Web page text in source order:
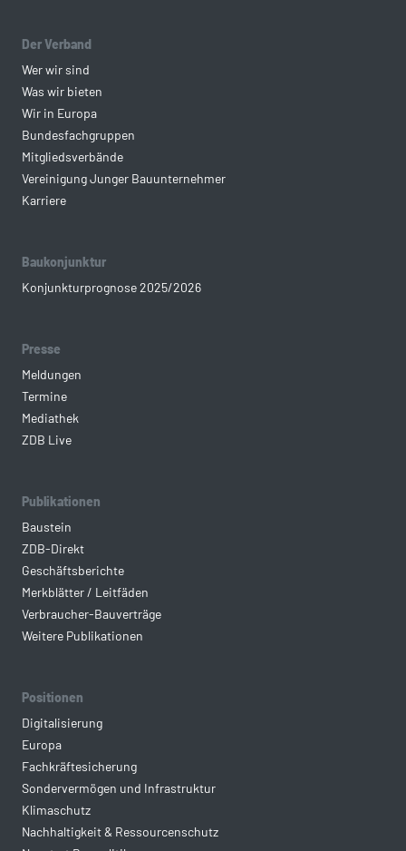
Der Verband
Wer wir sind
Was wir bieten
Wir in Europa
Bundesfachgruppen
Mitgliedsverbände
Vereinigung Junger Bauunternehmer
Karriere
Baukonjunktur
Konjunkturprognose 2025/2026
Presse
Meldungen
Termine
Mediathek
ZDB Live
Publikationen
Baustein
ZDB-Direkt
Geschäftsberichte
Merkblätter / Leitfäden
Verbraucher-Bauverträge
Weitere Publikationen
Positionen
Digitalisierung
Europa
Fachkräftesicherung
Sondervermögen und Infrastruktur
Klimaschutz
Nachhaltigkeit & Ressourcenschutz